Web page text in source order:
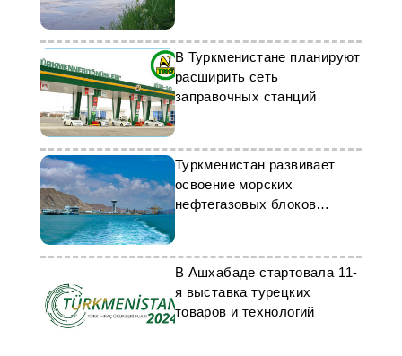
устойчивости
В Туркменистане планируют
расширить сеть
заправочных станций
Туркменистан развивает
освоение морских
нефтегазовых блоков
В Ашхабаде стартовала 11-
я выставка турецких
товаров и технологий